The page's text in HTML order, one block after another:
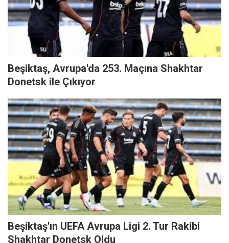
Beşiktaş, Avrupa'da 253. Maçına Shakhtar
Donetsk ile Çıkıyor
Beşiktaş'ın UEFA Avrupa Ligi 2. Tur Rakibi
Shakhtar Donetsk Oldu